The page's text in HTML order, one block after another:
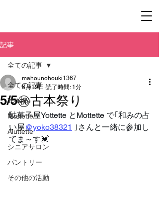
記事
全ての記事
Yottette
Mottette
Aluttette
シニアサロン
パントリー
その他の活動
全ての記事
5/5㊗古本祭り
mahounohouki1367
6月19日 読了時間: 1分
駄菓子屋Yottette とMottette で｢和みの占
い屋@yoko38321 ｣さんと一緒に参加し
てま～す💓